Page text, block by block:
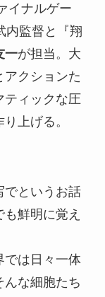
イナルゲー
内監督と『翔
一が担当。大
アクションた
ティックな圧
上げる。
でというお話
鮮明に覚え
では日々一体
んな細胞たち